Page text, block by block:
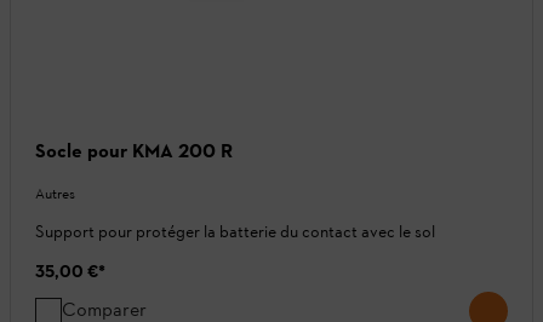
Socle pour KMA 200 R
Autres
Support pour protéger la batterie du contact avec le sol
35,00 €*
Comparer